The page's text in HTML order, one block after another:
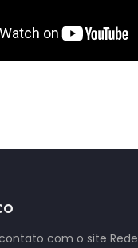
com o site